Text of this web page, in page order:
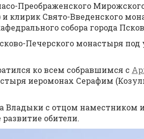
Преображенского
клирик Свято-Введенского
собора города
Печерского монастыря
ко всем собравшимся с
иеромонах Серафим
Владыки с отцом
обители.